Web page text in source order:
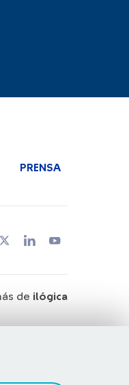
PRENSA
de ilógica